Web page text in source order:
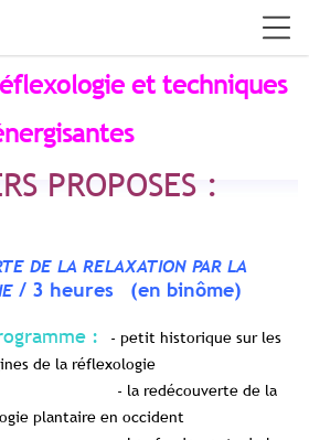
et techniques
PROPOSES :
DE LA RELAXATION PAR LA
/ 3 heures (en binôme)
:
- petit historique sur les
de la réflexologie
de la
plantaire en occident